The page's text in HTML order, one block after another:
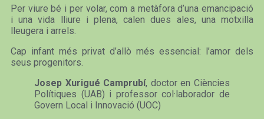
Per viure bé i per volar, com a metàfora d’una emancipació
i una vida lliure i plena, calen dues ales, una motxilla
lleugera i arrels.
Cap infant més privat d’allò més essencial: l’amor dels
seus progenitors.
Josep Xurigué Camprubí, doctor en Ciències
Polítiques (UAB) i professor col·laborador de
Govern Local i Innovació (UOC)